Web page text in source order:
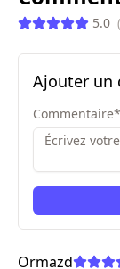
5.0 (
Ajouter un
Commentaire*
Ormazd